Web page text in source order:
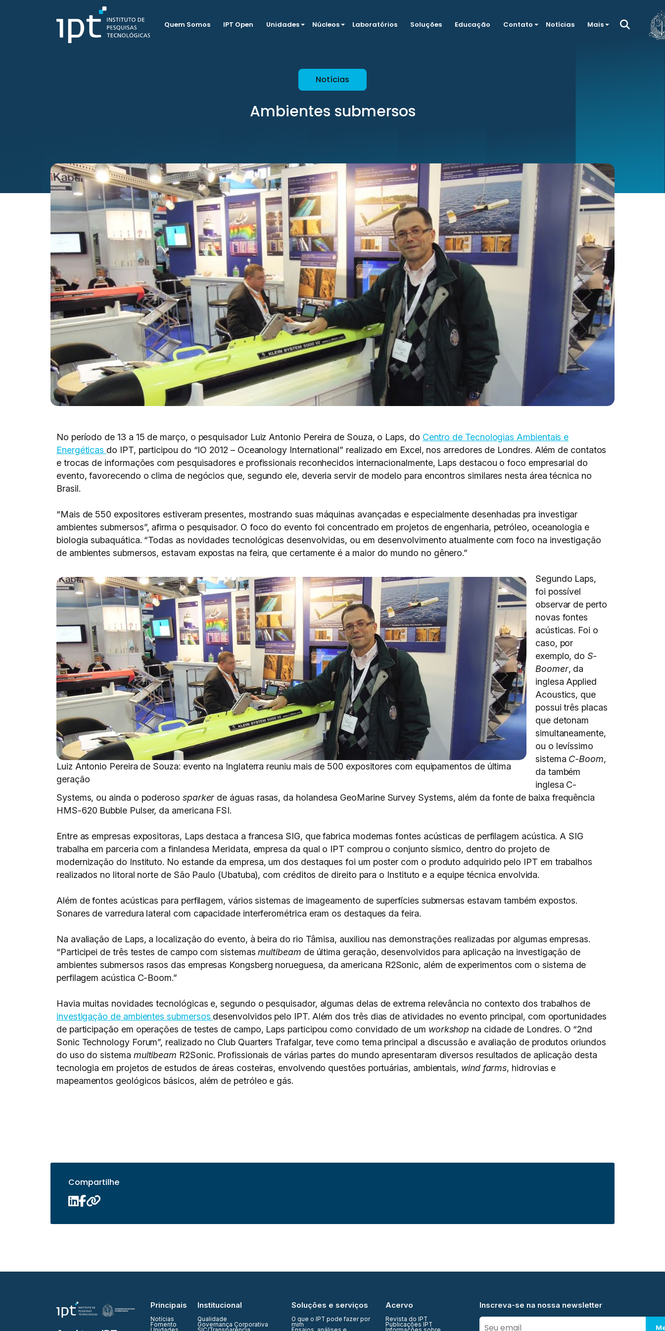
Quem Somos IPT Open Unidades Núcleos Laboratórios Soluções Educação Contato Notícias Mais
Notícias
Ambientes submersos
No período de 13 a 15 de março, o pesquisador Luiz Antonio Pereira de Souza, o Laps, do Centro de Tecnologias Ambientais e
Energéticas do IPT, participou do “IO 2012 – Oceanology International” realizado em Excel, nos arredores de Londres. Além de contatos
e trocas de informações com pesquisadores e profissionais reconhecidos internacionalmente, Laps destacou o foco empresarial do
evento, favorecendo o clima de negócios que, segundo ele, deveria servir de modelo para encontros similares nesta área técnica no
Brasil.
“Mais de 550 expositores estiveram presentes, mostrando suas máquinas avançadas e especialmente desenhadas pra investigar
ambientes submersos”, afirma o pesquisador. O foco do evento foi concentrado em projetos de engenharia, petróleo, oceanologia e
biologia subaquática. “Todas as novidades tecnológicas desenvolvidas, ou em desenvolvimento atualmente com foco na investigação
de ambientes submersos, estavam expostas na feira, que certamente é a maior do mundo no gênero.”
Luiz Antonio Pereira de Souza: evento na Inglaterra reuniu mais de 500 expositores com equipamentos de última
geração
Segundo Laps,
foi possível
observar de perto
novas fontes
acústicas. Foi o
caso, por
exemplo, doS-
Boomer, da
inglesa Applied
Acoustics, que
possui três placas
que detonam
simultaneamente,
ou o levíssimo
sistema C-Boom,
da também
inglesa C-
Systems, ou ainda o poderoso sparker de águas rasas, da holandesa GeoMarine Survey Systems, além da fonte de baixa frequência
HMS-620 Bubble Pulser, da americana FSI.
Entre as empresas expositoras, Laps destaca a francesa SIG, que fabrica modernas fontes acústicas de perfilagem acústica. A SIG
trabalha em parceria com a finlandesa Meridata, empresa da qual o IPT comprou o conjunto sísmico, dentro do projeto de
modernização do Instituto. No estande da empresa, um dos destaques foi um poster com o produto adquirido pelo IPT em trabalhos
realizados no litoral norte de São Paulo (Ubatuba), com créditos de direito para o Instituto e a equipe técnica envolvida.
Além de fontes acústicas para perfilagem, vários sistemas de imageamento de superfícies submersas estavam também expostos.
Sonares de varredura lateral com capacidade interferométrica eram os destaques da feira.
Na avaliação de Laps, a localização do evento, à beira do rio Tâmisa, auxiliou nas demonstrações realizadas por algumas empresas.
“Participei de três testes de campo com sistemasmultibeam de última geração, desenvolvidos para aplicação na investigação de
ambientes submersos rasos das empresas Kongsberg norueguesa, da americana R2Sonic, além de experimentos com o sistema de
perfilagem acústica C-Boom.”
Havia muitas novidades tecnológicas e, segundo o pesquisador, algumas delas de extrema relevância no contexto dos trabalhos de
investigação de ambientes submersos desenvolvidos pelo IPT. Além dos três dias de atividades no evento principal, com oportunidades
de participação em operações de testes de campo, Laps participou como convidado de um workshop na cidade de Londres. O “2nd
Sonic Technology Forum”, realizado no Club Quarters Trafalgar, teve como tema principal a discussão e avaliação de produtos oriundos
do uso do sistema multibeam R2Sonic. Profissionais de várias partes do mundo apresentaram diversos resultados de aplicação desta
tecnologia em projetos de estudos de áreas costeiras, envolvendo questões portuárias, ambientais, wind farms, hidrovias e
mapeamentos geológicos básicos, além de petróleo e gás.
Compartilhe
Principais
Notícias
Fomento
Institucional
Qualidade
Governança Corporativa
Soluções e serviços
O que o IPT pode fazer por
mim
Acervo
Revista do IPT
Publicações IPT
Inscreva-se na nossa newsletter